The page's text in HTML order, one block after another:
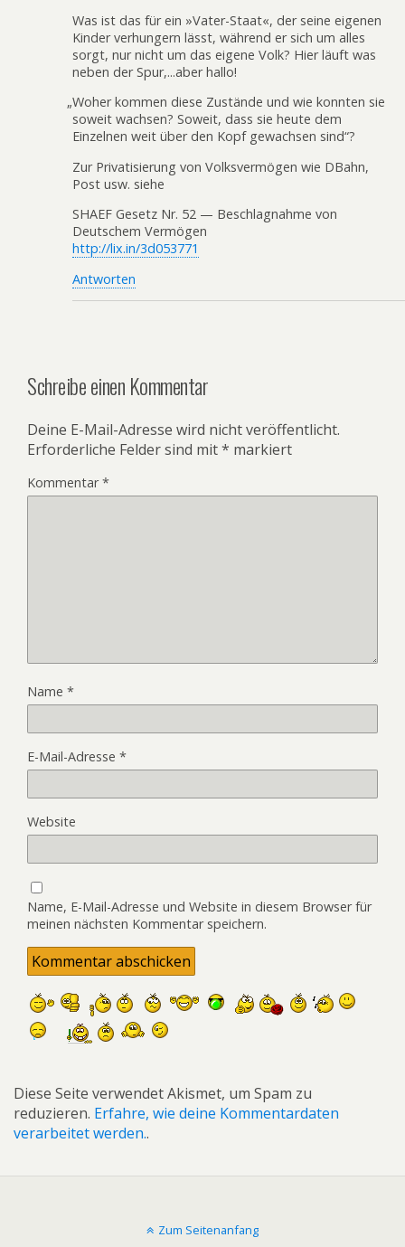
Was ist das für ein »Vater-Staat«, der seine eigenen
Kinder verhungern lässt, während er sich um alles
sorgt, nur nicht um das eigene Volk? Hier läuft was
neben der Spur,...aber hallo!
„Woher kommen diese Zustände und wie konnten sie
soweit wachsen? Soweit, dass sie heute dem
Einzelnen weit über den Kopf gewachsen sind“?
Zur Privatisierung von Volksvermögen wie DBahn,
Post usw. siehe
SHAEF Gesetz Nr. 52 — Beschlagnahme von
Deutschem Vermögen
http://lix.in/3d053771
Antworten
Schreibe einen Kommentar
Deine E-Mail-Adresse wird nicht veröffentlicht.
Erforderliche Felder sind mit* markiert
Kommentar*
Name *
E-Mail-Adresse *
Website
Name, E-Mail-Adresse und Website in diesem Browser für
meinen nächsten Kommentar speichern.
Diese Seite verwendet Akismet, um Spam zu
reduzieren. Erfahre, wie deine Kommentardaten
verarbeitet werden..
Zum Seitenanfang